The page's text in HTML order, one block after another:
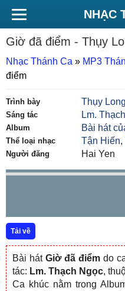
NHẠC
Giờ đã điểm - Thụy
Nhạc Thánh Ca » MP3
điểm
Trình bày Thụy Long
Sáng tác Lm.
Album Bài hát
Thể loại nhạc Tận Hiến,
Người đăng Hai Yen
Tải về
Bài hát Giờ đã điểmdo
tác: Lm. Thạch Ngọc,
Ca khúc nằm trong